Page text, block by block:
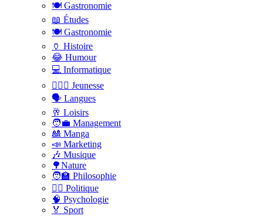
🍽️ Gastronomie
📖 Études
🍽️ Gastronomie
🏺 Histoire
😂 Humour
💻 Informatique
🤸🏽‍♀️ Jeunesse
🗣 Langues
🥂 Loisirs
🧑‍💼 Management
🎎 Manga
📣 Marketing
🎶 Musique
🌳Nature
🧑‍🏫 Philosophie
👨‍⚖️ Politique
🧠 Psychologie
🏅 Sport